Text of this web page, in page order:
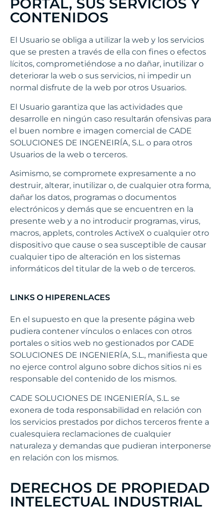
PORTAL, SUS SERVICIOS Y
CONTENIDOS
El Usuario se obliga a utilizar la web y los servicios
que se presten a través de ella con fines o efectos
lícitos, comprometiéndose a no dañar, inutilizar o
deteriorar la web o sus servicios, ni impedir un
normal disfrute de la web por otros Usuarios.
El Usuario garantiza que las actividades que
desarrolle en ningún caso resultarán ofensivas para
el buen nombre e imagen comercial de CADE
SOLUCIONES DE INGENEIRÍA, S.L. o para otros
Usuarios de la web o terceros.
Asimismo, se compromete expresamente a no
destruir, alterar, inutilizar o, de cualquier otra forma,
dañar los datos, programas o documentos
electrónicos y demás que se encuentren en la
presente web y a no introducir programas, virus,
macros, applets, controles ActiveX o cualquier otro
dispositivo que cause o sea susceptible de causar
cualquier tipo de alteración en los sistemas
informáticos del titular de la web o de terceros.
LINKS O HIPERENLACES
En el supuesto en que la presente página web
pudiera contener vínculos o enlaces con otros
portales o sitios web no gestionados por CADE
SOLUCIONES DE INGENIERÍA, S.L., manifiesta que
no ejerce control alguno sobre dichos sitios ni es
responsable del contenido de los mismos.
CADE SOLUCIONES DE INGENIERÍA, S.L. se
exonera de toda responsabilidad en relación con
los servicios prestados por dichos terceros frente a
cualesquiera reclamaciones de cualquier
naturaleza y demandas que pudieran interponerse
en relación con los mismos.
DERECHOS DE PROPIEDAD
INTELECTUAL INDUSTRIAL